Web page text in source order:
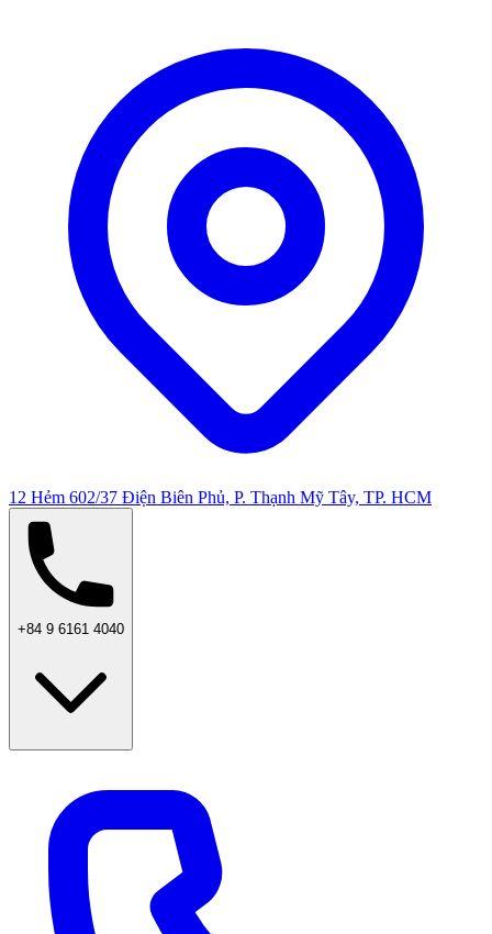
12 Hẻm 602/37 Điện Biên Phủ, P. Thạnh Mỹ Tây, TP. HCM
+84 9 6161 4040